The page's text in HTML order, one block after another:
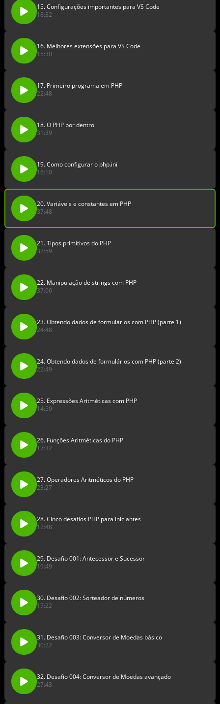
15. Configurações importantes para VS Code
18:32
16. Melhores extensões para VS Code
15:30
17. Primeiro programa em PHP
22:48
18. O PHP por dentro
31:39
19. Como configurar o php.ini
16:10
20. Variáveis e constantes em PHP
37:48
21. Tipos primitivos do PHP
32:59
22. Manipulação de strings com PHP
37:06
23. Obtendo dados de formulários com PHP (parte 1)
24:48
24. Obtendo dados de formulários com PHP (parte 2)
22:49
25. Expressões Aritméticas com PHP
14:59
26. Funções Aritméticas do PHP
17:32
27. Operadores Aritméticos do PHP
23:27
28. Cinco desafios PHP para iniciantes
12:48
29. Desafio 001: Antecessor e Sucessor
19:49
30. Desafio 002: Sorteador de números
17:22
31. Desafio 003: Conversor de Moedas básico
30:22
32. Desafio 004: Conversor de Moedas avançado
27:43